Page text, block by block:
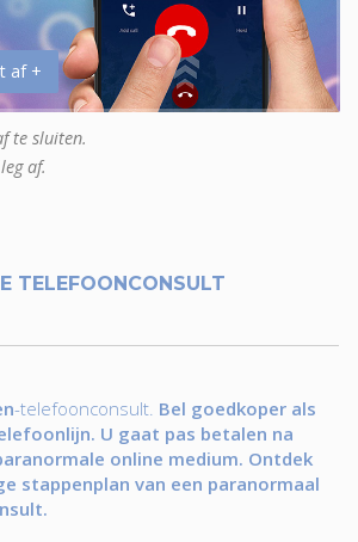
af +
te sluiten.
af.
TELEFOONCONSULT
-telefoonconsult. Bel goedkoper als
U gaat pas betalen na
online medium. Ontdek
stappenplan van een paranormaal